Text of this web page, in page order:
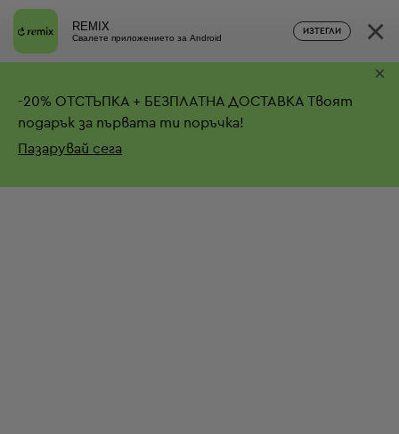
REMIX
Свалете приложението за Android
ИЗТЕГЛИ ×
-20% ОТСТЪПКА + БЕЗПЛАТНА ДОСТАВКА Твоят
подарък за първата ти поръчка!
Пазарувай сега
×